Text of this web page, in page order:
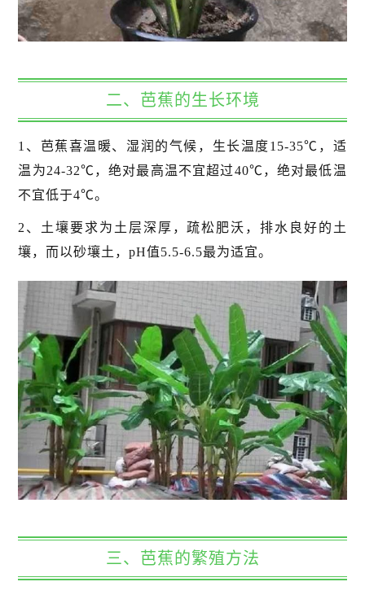
二、芭蕉的生长环境
1、芭蕉喜温暖、湿润的气候，生长温度15-35℃，适
温为24-32℃，绝对最高温不宜超过40℃，绝对最低温
不宜低于4℃。
2、土壤要求为土层深厚，疏松肥沃，排水良好的土
壤，而以砂壤土，pH值5.5-6.5最为适宜。
三、芭蕉的繁殖方法